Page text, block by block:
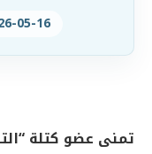
05-16
تمنى عضو كتلة